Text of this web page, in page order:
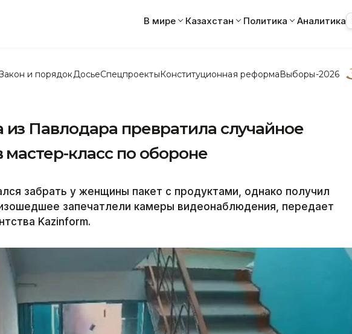
В мире Казахстан Политика Аналитика
и порядок ДосьеСпецпроектыКонституционная реформаВыборы-2026
из Павлодара превратила случайное
мастер-класс по обороне
забрать у женщины пакет с продуктами, однако получил
запечатлели камеры видеонаблюдения, передает
Kazinform.